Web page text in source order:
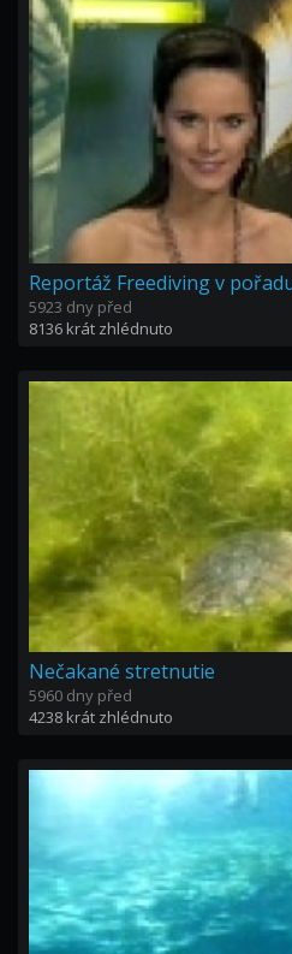
Reportáž Freediving v
5923 dny před
8136 krát zhlédnuto
Nečakané stretnutie
5960 dny před
4238 krát zhlédnuto